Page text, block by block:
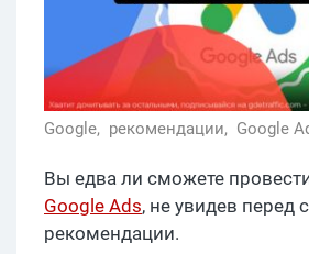
Google, рекомендации, Google
Вы едва ли сможете
Google Ads, не увидев перед
рекомендации.